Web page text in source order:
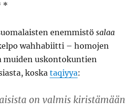
*
enemmistö salaa
wahhabiitti – homojen
muiden uskontokuntien
koska taqiyya:
on valmis kiristämään